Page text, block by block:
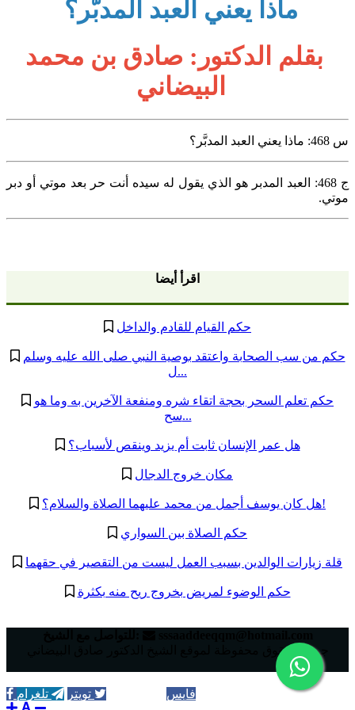
ماذا يعني العبد المدبَّر؟
بقلم الدكتور: صادق بن محمد
البيضاني
س 468: ماذا يعني العبد المدبَّر؟
ج 468: العبد المدبر هو الذي يقول له سيده أنت حر بعد موتي أو دبر
موتي.
اقرأ أيضا
حكم القيام للقادم والداخل
حكم من سب الصحابة واعتقد بوصية النبي صلى الله عليه وسلم
ل...
حكم تعلم السحر بحجة اتقاء شره ومنفعة الآخرين به وما هو
سح...
هل عمر الإنسان ثابت أم يزيد وينقص لأسباب؟
مكان خروج الدجال
هل كان يوسف أجمل من محمد عليهما الصلاة والسلام؟!
حكم الصلاة بين السواري
قلة زيارات الوالدين بسبب العمل ليست من التقصير في حقهما
حكم الوضوء لمريض بخروج ريح منه بكثرة
جميع الحقوق محفوظة لموقع الشيخ الدكتور صادق البيضاني
فايس تويتر تلغرام